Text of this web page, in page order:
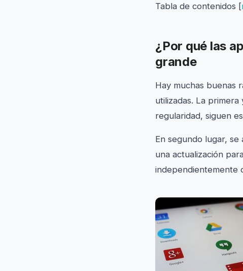
Tabla de contenidos [
¿Por qué las
grande
Hay muchas buenas
utilizadas. La
regularidad, siguen
En segundo lugar,
una actualización
independientemente